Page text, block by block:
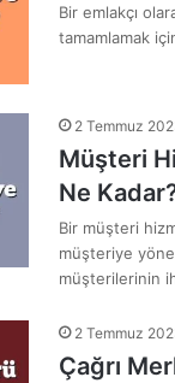
Bir emlakçı
tamamlamak
2 Temmuz
Müşteri
Ne
Bir müşteri
müşteriye
müşterilerinin
2 Temmuz
Çağrı